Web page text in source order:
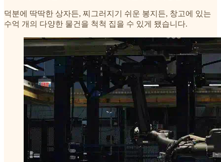
덕분에 딱딱한 상자든, 찌그러지기 쉬운 봉지든, 창고에 있는
수억 개의 다양한 물건을 척척 집을 수 있게 됐습니다.